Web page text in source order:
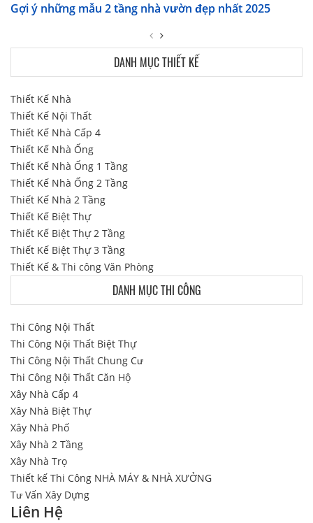
Gợi ý những mẫu 2 tầng nhà vườn đẹp nhất 2025
DANH MỤC THIẾT KẾ
Thiết Kế Nhà
Thiết Kế Nội Thất
Thiết Kế Nhà Cấp 4
Thiết Kế Nhà Ống
Thiết Kế Nhà Ống 1 Tầng
Thiết Kế Nhà Ống 2 Tầng
Thiết Kế Nhà 2 Tầng
Thiết Kế Biệt Thự
Thiết Kế Biệt Thự 2 Tầng
Thiết Kế Biệt Thự 3 Tầng
Thiết Kế & Thi công Văn Phòng
DANH MỤC THI CÔNG
Thi Công Nội Thất
Thi Công Nội Thất Biệt Thự
Thi Công Nội Thất Chung Cư
Thi Công Nội Thất Căn Hộ
Xây Nhà Cấp 4
Xây Nhà Biệt Thự
Xây Nhà Phố
Xây Nhà 2 Tầng
Xây Nhà Trọ
Thiết kế Thi Công NHÀ MÁY & NHÀ XƯỞNG
Tư Vấn Xây Dựng
Liên Hệ